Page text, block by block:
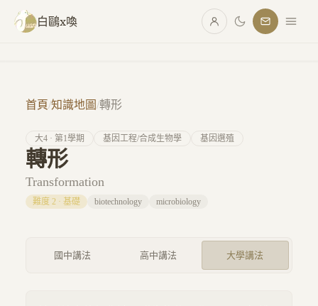
跳至主要內容
白鷗x喚
首頁/知識地圖/轉形
大4 · 第1學期 基因工程/合成生物學 基因選殖
轉形
Transformation
難度 2 · 基礎 biotechnology microbiology
國中講法 高中講法 大學講法